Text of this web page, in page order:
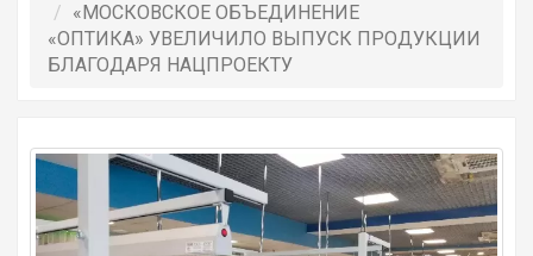
«МОСКОВСКОЕ ОБЪЕДИНЕНИЕ
«ОПТИКА» УВЕЛИЧИЛО ВЫПУСК ПРОДУКЦИИ
БЛАГОДАРЯ НАЦПРОЕКТУ